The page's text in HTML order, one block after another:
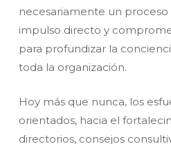
necesariamente un
impulso directo y
para profundizar la
toda la organización.
Hoy más que nunca, los
orientados, hacia el
directorios, consejos